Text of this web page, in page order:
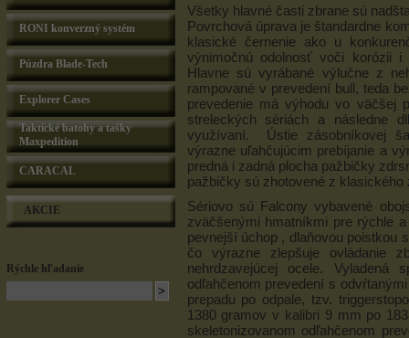
RONI konverzný systém
Púzdra Blade-Tech
Explorer Cases
Taktické batohy a tašky
Maxpedition
CARACAL
AKCIE
Rýchle hľadanie
Všetky hlavné časti zbrane sú
Povrchová úprava je štandardne
klasické černenie ako u
výnimočnú odolnosť voči korózii i
Hlavne sú vyrábané výlučne z
rampované v prevedení bull, teda
prevedenie má výhodu vo väčšej
streleckých sériách a následne
využívaní. Ústie zásobníkovej
výrazne uľahčujúcim prebíjanie a
predná i zadná plocha pažbičky
pažbičky sú zhotovené z klasického
Sériovo sú Falcony vybavené
zväčšenými hmatníkmi pre rýchle
pevnejší úchop , dlaňovou poistkou
čo výrazne zlepšuje ovládanie
nehrdzavejúcej ocele.
odľahčenom prevedení s
prepadu po odpale, tzv.
1380 gramov v kalibri 9 mm po
skeletonizovanom odľahčenom